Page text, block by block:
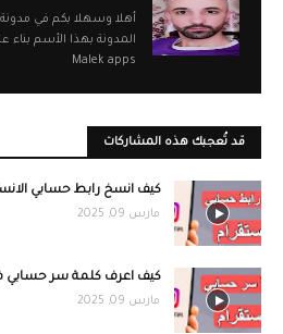
المدونة بهذا الأسم
Malek apps
قد تُعجبك هذه المشاركات
كيف انسخ رابط حسابي
مارس 09, 2025
كيف اعرف كلمة سر حسابي
مارس 09, 2025